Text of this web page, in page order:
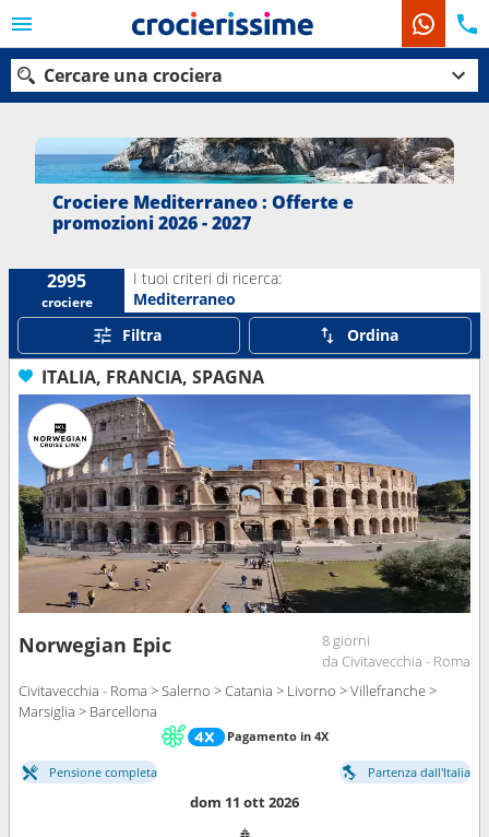
Cercare una crociera
Le nostre destinazioni
Porti
Ricerca
Crociere Mediterraneo : Offerte e
promozioni 2026 - 2027
2995
crociere
I tuoi criteri di ricerca:
Mediterraneo
Filtra
Ordina
ITALIA, FRANCIA, SPAGNA
Norwegian Epic
8 giorni
da Civitavecchia - Roma
Civitavecchia - Roma > Salerno > Catania > Livorno > Villefranche >
Marsiglia > Barcellona
Pagamento in 4X
Pensione completa Partenza dall'Italia
dom 11 ott 2026